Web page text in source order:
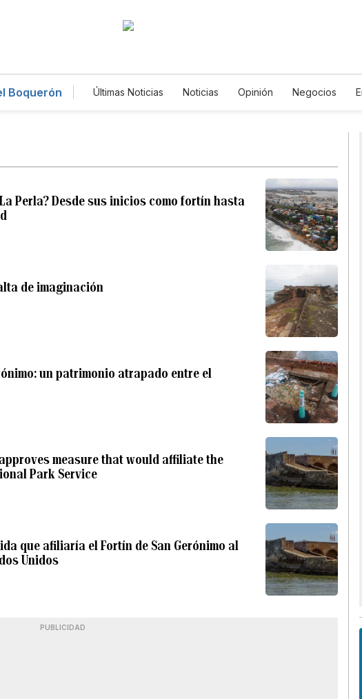
Boquerón Últimas Noticias Noticias Opinión Negocios
Newsletters
Perla? Desde sus inicios como fortín hasta
de imaginación
un patrimonio atrapado entre el
measure that would affiliate the
Park Service
que afiliaría el Fortín de San Gerónimo al
Unidos
PUBLICIDAD